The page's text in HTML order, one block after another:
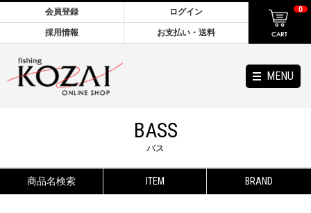
MENU
会員登録 ログイン
採用情報 お支払い・送料
0
BASS
バス
商品名検索 ITEM BRAND